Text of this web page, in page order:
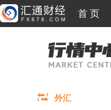
首 页
外汇